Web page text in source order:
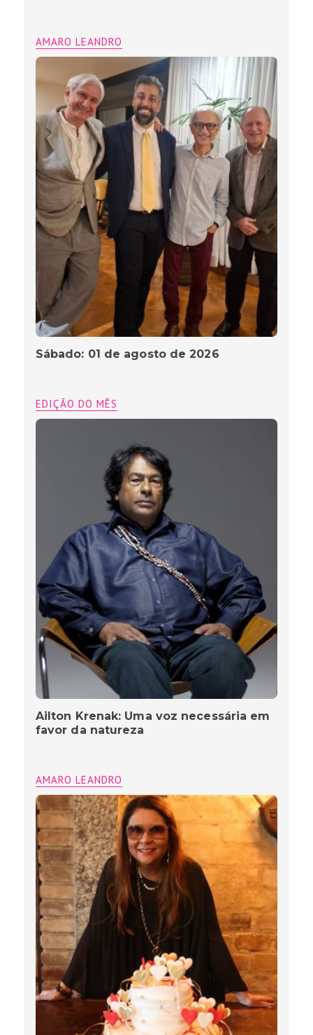
AMARO LEANDRO
Sábado: 01 de agosto de 2026
EDIÇÃO DO MÊS
Ailton Krenak: Uma voz necessária em
favor da natureza
AMARO LEANDRO